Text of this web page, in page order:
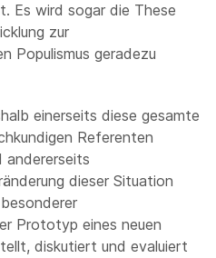
Es wird sogar die These
zur
Populismus geradezu
einerseits diese gesamte
Referenten
andererseits
dieser Situation
Prototyp eines neuen
diskutiert und evaluiert